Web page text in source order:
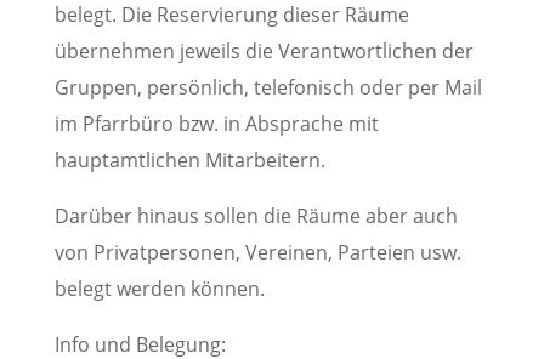
belegt. Die Reservierung dieser Räume
übernehmen jeweils die Verantwortlichen der
Gruppen, persönlich, telefonisch oder per Mail
im Pfarrbüro bzw. in Absprache mit
hauptamtlichen Mitarbeitern.
Darüber hinaus sollen die Räume aber auch
von Privatpersonen, Vereinen, Parteien usw.
belegt werden können.
Info und Belegung: